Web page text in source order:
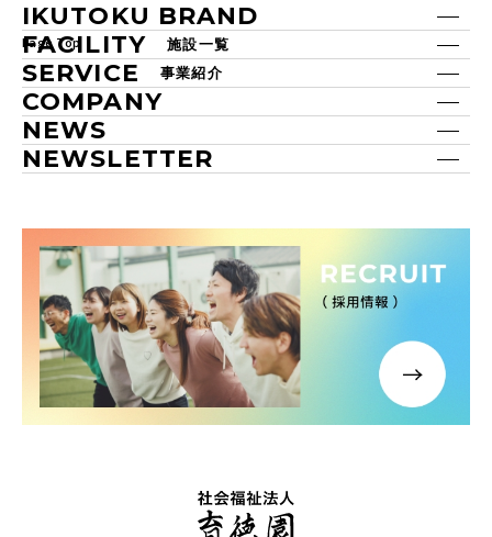
Page Top
IKUTOKU BRAND
FACILITY
施設一覧
SERVICE 事業紹介
COMPANY
NEWS
NEWSLETTER